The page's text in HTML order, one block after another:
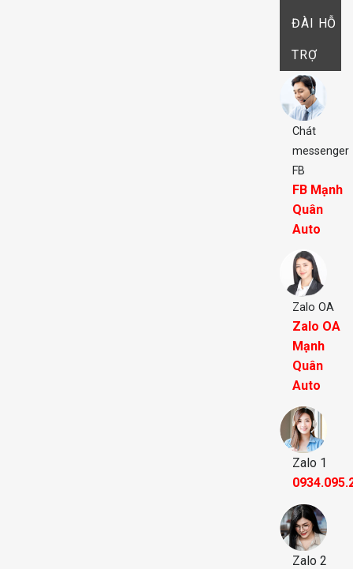
ĐÀI HỖ
TRỢ
Chát
messenger
FB
FB Mạnh
Quân
Auto
Zalo OA
Zalo OA
Mạnh
Quân
Auto
Zalo 1
Zalo 2